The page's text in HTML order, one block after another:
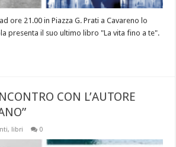
ore 21.00 in Piazza G. Prati a Cavareno lo
presenta il suo ultimo libro "La vita fino a te".
CON L’AUTORE
, libri 0